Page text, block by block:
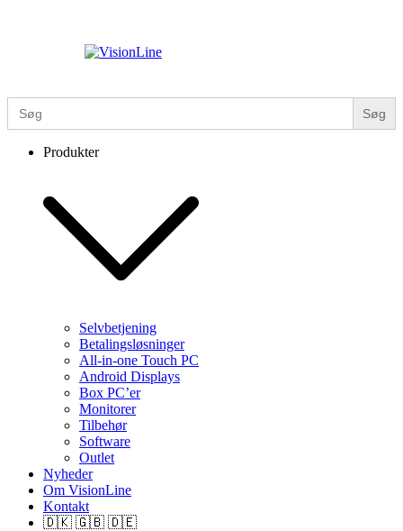
Search
for:
Produkter
Selvbetjening
Betalingsløsninger
All-in-one Touch PC
Android Displays
Box PC’er
Monitorer
Tilbehør
Software
Outlet
Nyheder
Om VisionLine
Kontakt
🇩🇰 🇬🇧 🇩🇪